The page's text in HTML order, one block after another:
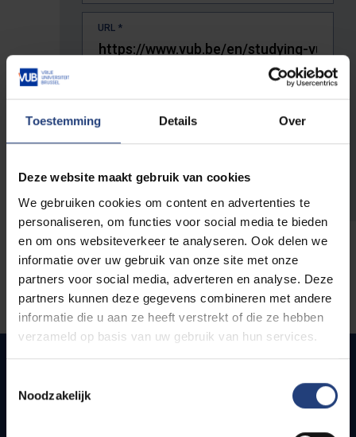
Toestemming Details Over
Deze website maakt gebruik van cookies
We gebruiken cookies om content en advertenties te
personaliseren, om functies voor social media te bieden
en om ons websiteverkeer te analyseren. Ook delen we
informatie over uw gebruik van onze site met onze
partners voor social media, adverteren en analyse. Deze
partners kunnen deze gegevens combineren met andere
informatie die u aan ze heeft verstrekt of die ze hebben
verzameld op basis van uw gebruik van hun services.
Noodzakelijk
URL *
The full URL of the page where you encountered the error.
Quick links